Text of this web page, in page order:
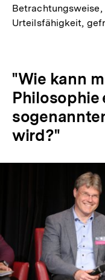
Urteilsfähigkeit,
"Wie kann
Philosophie
wird?"